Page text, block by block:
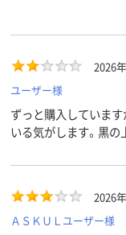
え、この中から選ぶこ
2026
ユーザー様
ずっと購入していま
いる気がします。黒の
2026
ＡＳＫＵＬユーザー様